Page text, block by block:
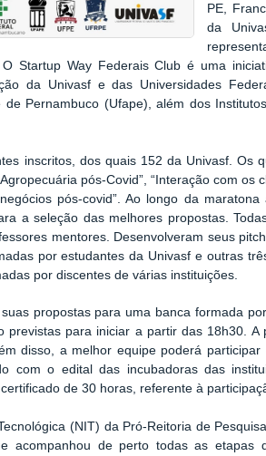
PE,
da
Startup Way Federais Club é uma
da Univasf e das Universidades
de Pernambuco (Ufape), além dos
inscritos, dos quais 152 da Univasf. Os
pós-Covid”, “Interação com
pós-covid”. Ao longo da
a seleção das melhores propostas.
mentores. Desenvolveram seus
por estudantes da Univasf e outras
por discentes de várias instituições.
propostas para uma banca formada
previstas para iniciar a partir das 18h30. A
disso, a melhor equipe poderá
com o edital das incubadoras das
de 30 horas, referente à
(NIT) da Pró-Reitoria de
acompanhou de perto todas as etapas